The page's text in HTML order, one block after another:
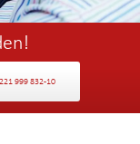
999 832-10